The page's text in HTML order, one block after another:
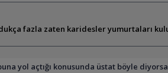
fazla zaten karidesler yumurtaları
yol açtığı konusunda üstat böyle